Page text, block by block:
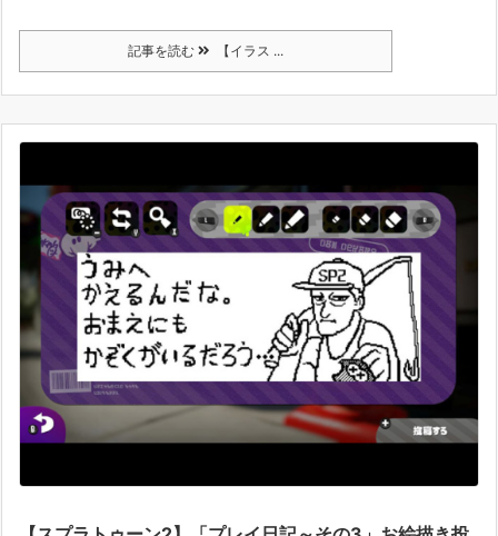
記事を読む 【イラス ...